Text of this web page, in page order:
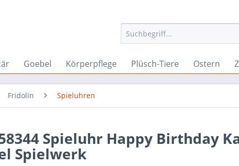
Goebel Körperpflege Plüsch-Tiere Ostern
Fridolin Spieluhren
Spieluhr Happy Birthday
Spielwerk